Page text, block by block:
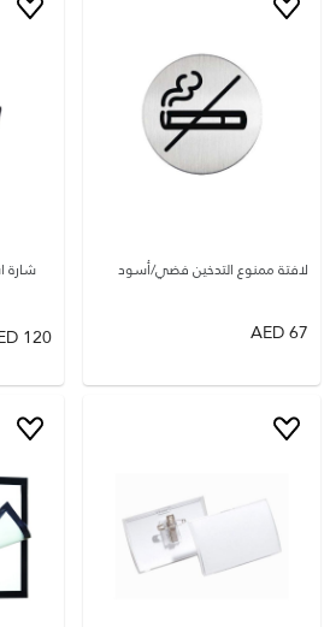
لافتة ممنوع التدخين فضي/أسود
67
AED
شارة
120